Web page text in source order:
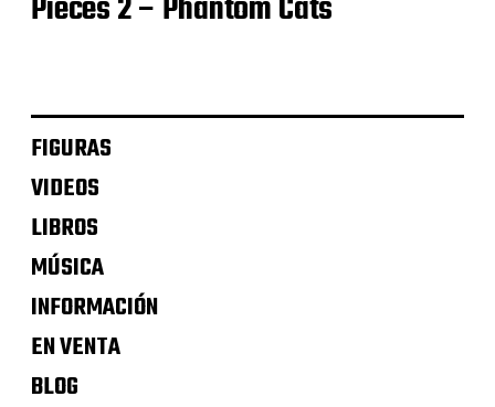
FIGURAS
VIDEOS
LIBROS
MÚSICA
INFORMACIÓN
EN VENTA
BLOG